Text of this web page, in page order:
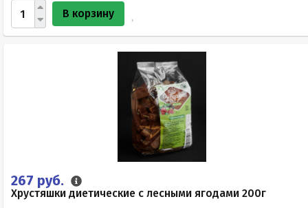
В корзину
267 руб.
Хрустяшки диетические с лесными ягодами 200г